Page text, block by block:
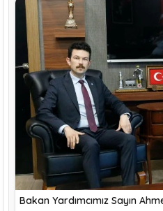
Bakan Yardımcımız Sayın